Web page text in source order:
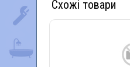
Схожі товари